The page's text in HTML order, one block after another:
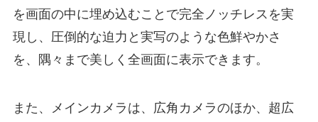
を画面の中に埋め込むことで完全ノッチレスを実
現し、圧倒的な迫力と実写のような色鮮やかさ
を、隅々まで美しく全画面に表示できます。
また、メインカメラは、広角カメラのほか、超広